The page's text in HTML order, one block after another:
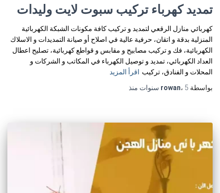
تمديد كهرباء تركيب سبوت لايت وليدات
كهربائي منازل الرقعي لتمديد و تركيب كافة مكونات الشبكة الكهربائية
المنزلية بدقة و اتقان، حرفية عالية في اصلاح أو صيانة التمديدات و الاسلاك
الكهربائية، فك و تركيب مصابيح و مقابس و قواطع كهربائية، تصليح اعطال
العداد الكهربائي، تمديد و توصيل الكهرباء في المكاتب و الشركات و
المحلات و الفنادق، تركيب اقرأ المزيد
بواسطة
rowan، 5 سنوات منذ